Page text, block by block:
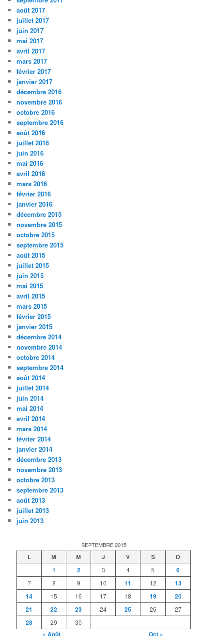
août 2017
juillet 2017
juin 2017
mai 2017
avril 2017
mars 2017
février 2017
janvier 2017
décembre 2016
novembre 2016
octobre 2016
septembre 2016
août 2016
juillet 2016
juin 2016
mai 2016
avril 2016
mars 2016
février 2016
janvier 2016
décembre 2015
novembre 2015
octobre 2015
septembre 2015
août 2015
juillet 2015
juin 2015
mai 2015
avril 2015
mars 2015
février 2015
janvier 2015
décembre 2014
novembre 2014
octobre 2014
septembre 2014
août 2014
juillet 2014
juin 2014
mai 2014
avril 2014
mars 2014
février 2014
janvier 2014
décembre 2013
novembre 2013
octobre 2013
septembre 2013
août 2013
juillet 2013
juin 2013
SEPTEMBRE 2015
L M M J V S
D
1
2 3 4 5 6
7 8 9 10 11 12
13
14
15 16 17 18 19
20
21
22 23 24 25 26 27
28 29 30